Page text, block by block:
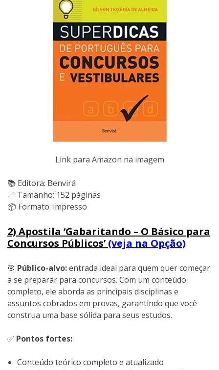
Link para Amazon na imagem
📚 Editora: Benvirá
📏 Tamanho: 152 páginas
📦 Formato: impresso
2) Apostila ‘Gabaritando – O Básico para
Concursos Públicos’ (veja na Opção)
🎯 Público-alvo:entrada ideal para quem quer começar
a se preparar para concursos. Com um conteúdo
completo, ele aborda as principais disciplinas e
assuntos cobrados em provas, garantindo que você
construa uma base sólida para seus estudos.
✅ Pontos fortes:
Conteúdo teórico completo e atualizado